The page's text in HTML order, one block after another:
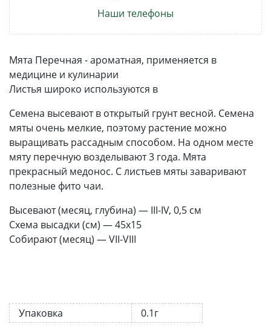
Наши телефоны
Мята Перечная - ароматная, применяется в
медицине и кулинарии
Листья широко используются в
Семена высевают в открытый грунт весной. Семена
мяты очень мелкие, поэтому растение можно
выращивать рассадным способом. На одном месте
мяту перечную возделывают 3 года. Мята
прекрасный медонос. С листьев мяты заваривают
полезные фито чаи.
Высевают (месяц, глубина) — III-IV, 0,5 см
Схема высадки (см) — 45х15
Собирают (месяц) — VII-VIII
Упаковка 0.1г